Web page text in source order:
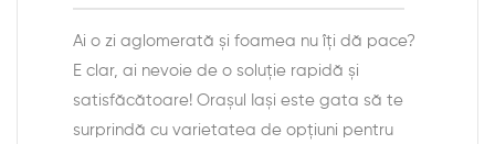
Ai o zi aglomerată și foamea nu îți dă pace?
E clar, ai nevoie de o soluție rapidă și
satisfăcătoare! Orașul Iași este gata să te
surprindă cu varietatea de opțiuni pentru